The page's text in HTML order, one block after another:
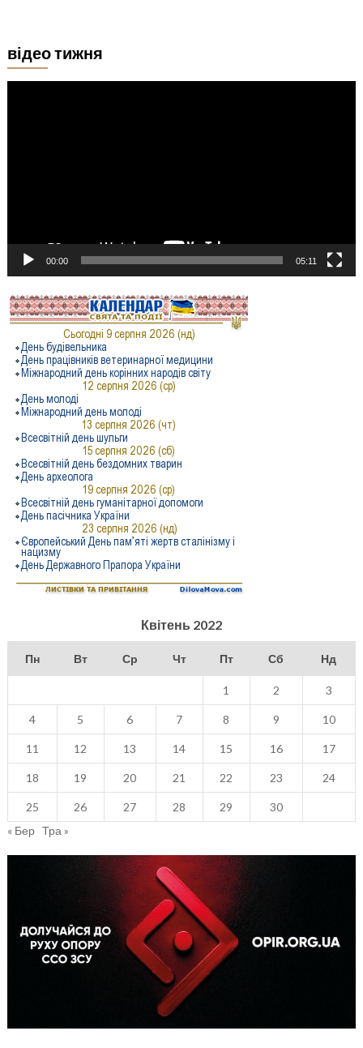
відео тижня
00:00 05:11
Квітень 2022
Пн Вт Ср Чт Пт Сб Нд
1 2 3
4 5 6 7 8 9 10
11 12 13 14 15 16 17
18 19 20 21 22 23 24
25 26 27 28 29
30
« Бер Тра »